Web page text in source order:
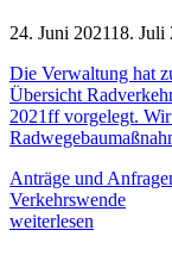
24. Juni 202118. Juli
Die Verwaltung hat
Übersicht
2021ff vorgelegt.
Anträge und
Verkehrswende
weiterlesen